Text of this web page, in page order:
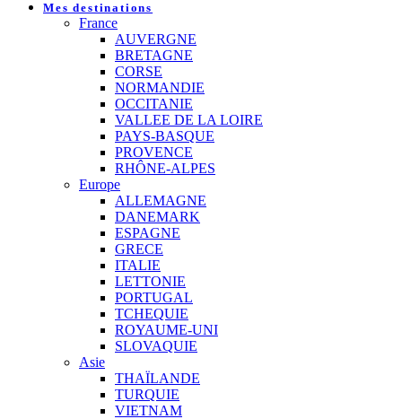
Mes destinations
France
AUVERGNE
BRETAGNE
CORSE
NORMANDIE
OCCITANIE
VALLEE DE LA LOIRE
PAYS-BASQUE
PROVENCE
RHÔNE-ALPES
Europe
ALLEMAGNE
DANEMARK
ESPAGNE
GRECE
ITALIE
LETTONIE
PORTUGAL
TCHEQUIE
ROYAUME-UNI
SLOVAQUIE
Asie
THAÏLANDE
TURQUIE
VIETNAM